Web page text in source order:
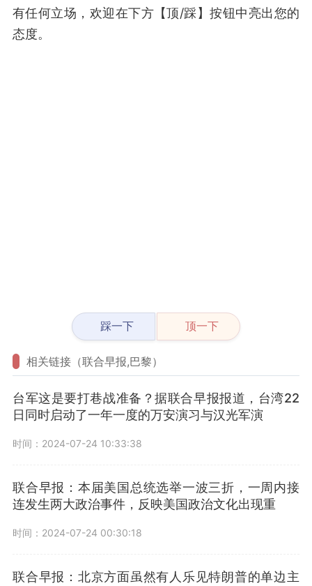
有任何立场，欢迎在下方【顶/踩】按钮中亮出您的
态度。
踩一下 顶一下
相关链接（联合早报,巴黎）
台军这是要打巷战准备？据联合早报报道，台湾22
日同时启动了一年一度的万安演习与汉光军演
时间：2024-07-24 10:33:38
联合早报：本届美国总统选举一波三折，一周内接
连发生两大政治事件，反映美国政治文化出现重
时间：2024-07-24 00:30:18
联合早报：北京方面虽然有人乐见特朗普的单边主